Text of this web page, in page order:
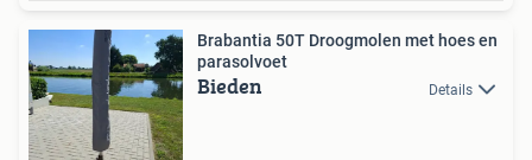
Brabantia 50T Droogmolen met hoes en
parasolvoet
Bieden Details